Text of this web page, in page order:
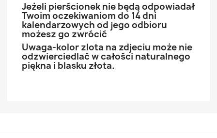
Jeżeli pierścionek nie będą odpowiadał
Twoim oczekiwaniom do 14 dni
kalendarzowych od jego odbioru
możesz go zwrócić
Uwaga-kolor zlota na zdjeciu może nie
odzwierciedlać w całości naturalnego
piękna i blasku złota.